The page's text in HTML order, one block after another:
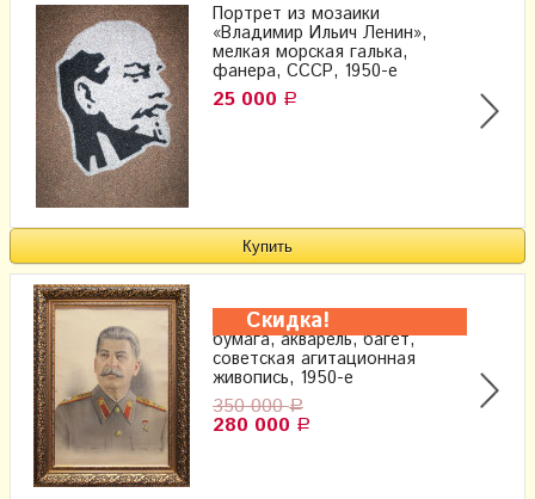
Портрет из мозаики
«Владимир Ильич Ленин»,
мелкая морская галька,
фанера, СССР, 1950-е
25 000 Р
Скидка!
Портрет «И. В. Сталин»,
бумага, акварель, багет,
советская агитационная
живопись, 1950-е
350 000Р
280 000 Р